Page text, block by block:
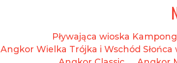
Pływająca wioska
Angkor Wielka Trójka i Wschód